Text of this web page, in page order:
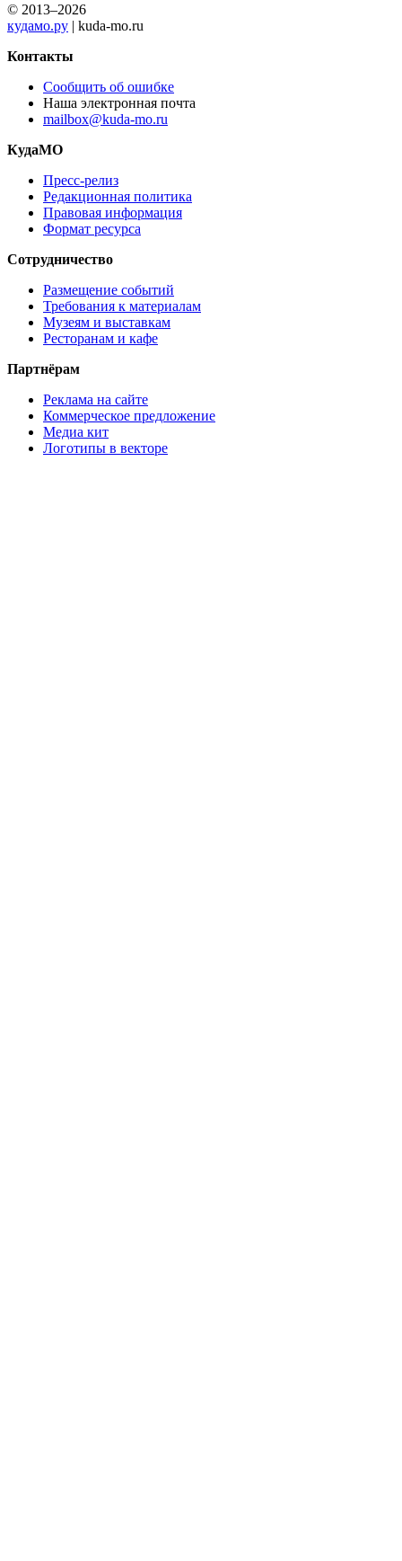
© 2013–2026
кудамо.ру | kuda-mo.ru
Контакты
Сообщить об ошибке
Наша электронная почта
mailbox@kuda-mo.ru
КудаМО
Пресс-релиз
Редакционная политика
Правовая информация
Формат ресурса
Сотрудничество
Размещение событий
Требования к материалам
Музеям и выставкам
Ресторанам и кафе
Партнёрам
Реклама на сайте
Коммерческое предложение
Медиа кит
Логотипы в векторе